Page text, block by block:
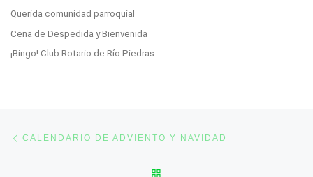
Querida comunidad parroquial
Cena de Despedida y Bienvenida
¡Bingo! Club Rotario de Río Piedras
Post navigation
CALENDARIO DE ADVIENTO Y NAVIDAD